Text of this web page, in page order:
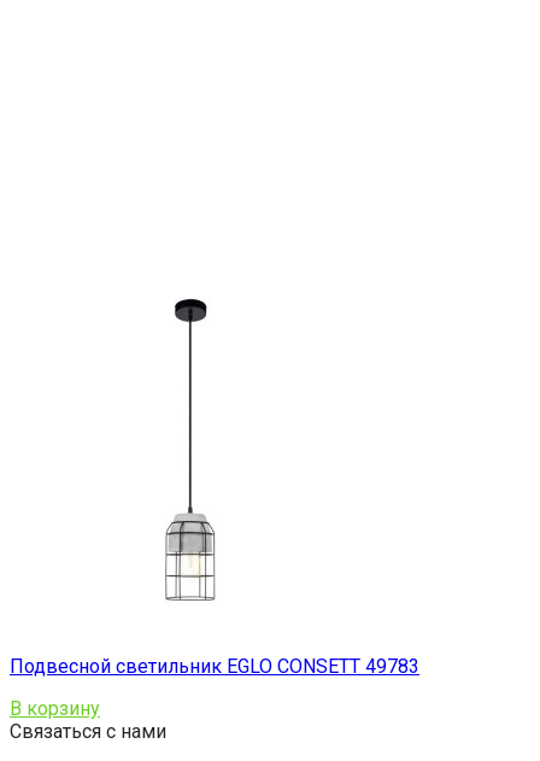
Подвесной светильник EGLO CONSETT 49783
В корзину
Связаться с нами